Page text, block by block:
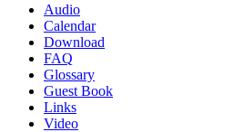
Audio
Calendar
Download
FAQ
Glossary
Guest Book
Links
Video